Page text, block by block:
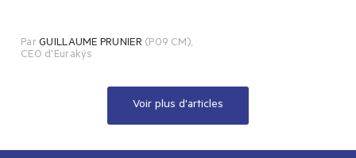
ParGUILLAUME PRUNIER (P09 CM),
CEO d'Eurakÿs
Voir plus d'articles